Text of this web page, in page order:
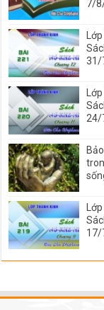
7/
31/
24/
17/